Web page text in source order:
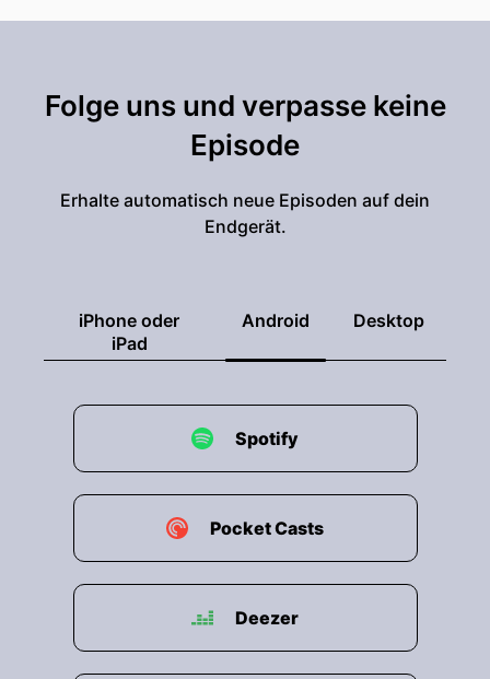
Folge uns und verpasse keine
Episode
Erhalte automatisch neue Episoden auf dein
Endgerät.
iPhone oder
iPad
Android Desktop
Spotify
Pocket Casts
Deezer